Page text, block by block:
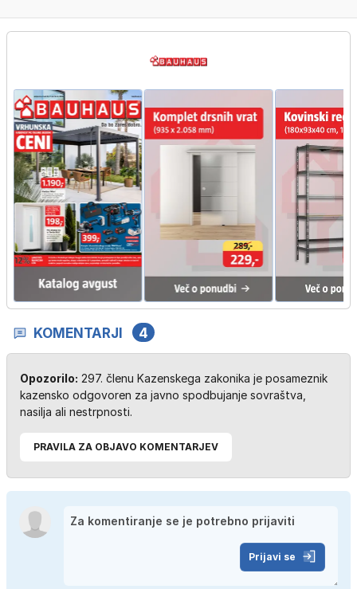
KOMENTARJI 4
Opozorilo: 297. členu Kazenskega zakonika je posameznik
kazensko odgovoren za javno spodbujanje sovraštva,
nasilja ali nestrpnosti.
PRAVILA ZA OBJAVO KOMENTARJEV
Prijavi se